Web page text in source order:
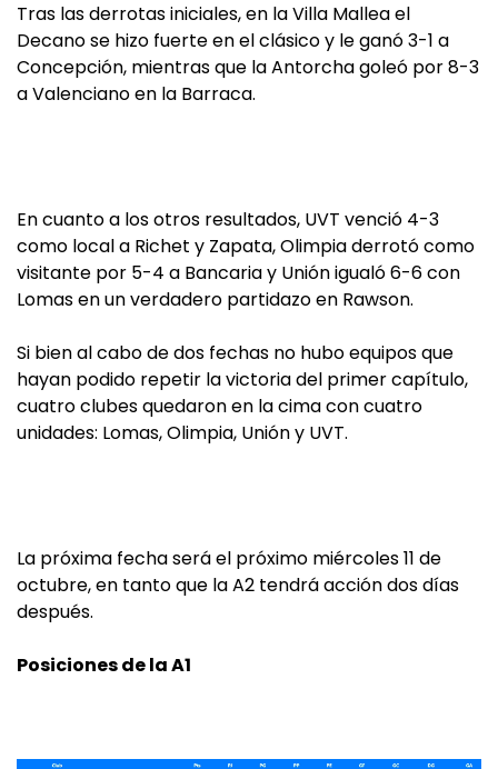
Tras las derrotas iniciales, en la Villa Mallea el
Decano se hizo fuerte en el clásico y le ganó 3-1 a
Concepción, mientras que la Antorcha goleó por 8-3
a Valenciano en la Barraca.
En cuanto a los otros resultados, UVT venció 4-3
como local a Richet y Zapata, Olimpia derrotó como
visitante por 5-4 a Bancaria y Unión igualó 6-6 con
Lomas en un verdadero partidazo en Rawson.
Si bien al cabo de dos fechas no hubo equipos que
hayan podido repetir la victoria del primer capítulo,
cuatro clubes quedaron en la cima con cuatro
unidades: Lomas, Olimpia, Unión y UVT.
La próxima fecha será el próximo miércoles 11 de
octubre, en tanto que la A2 tendrá acción dos días
después.
Posiciones de la A1